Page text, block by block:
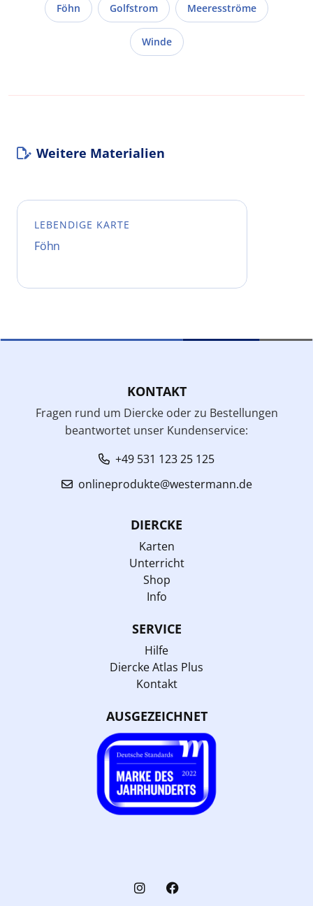
Föhn Golfstrom Meeresströme
Winde
Weitere Materialien
LEBENDIGE KARTE
Föhn
KONTAKT
Fragen rund um Diercke oder zu Bestellungen
beantwortet unser Kundenservice:
+49 531 123 25 125
onlineprodukte@westermann.de
DIERCKE
Karten
Unterricht
Shop
Info
SERVICE
Hilfe
Diercke Atlas Plus
Kontakt
AUSGEZEICHNET